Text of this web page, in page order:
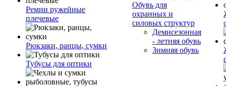
Ремни ружейные
плечевые
Рюкзаки, ранцы, сумки
Тубусы для оптики
Обувь для
охранных и
силовых структур
Демисезонная
- летняя обувь
Зимняя обувь